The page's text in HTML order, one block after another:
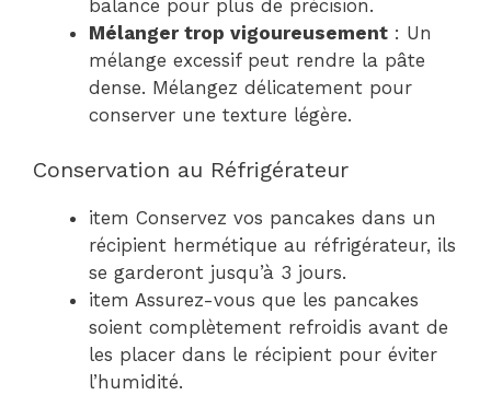
balance pour plus de précision.
Mélanger trop vigoureusement : Un
mélange excessif peut rendre la pâte
dense. Mélangez délicatement pour
conserver une texture légère.
Conservation au Réfrigérateur
item Conservez vos pancakes dans un
récipient hermétique au réfrigérateur, ils
se garderont jusqu’à 3 jours.
item Assurez-vous que les pancakes
soient complètement refroidis avant de
les placer dans le récipient pour éviter
l’humidité.